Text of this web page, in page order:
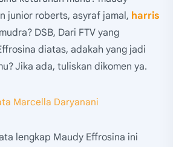
junior roberts, asyraf jamal, harris
DSB, Dari FTV yang
diatas, adakah yang jadi
Jika ada, tuliskan dikomen ya.
Marcella Daryanani
lengkap Maudy Effrosina ini